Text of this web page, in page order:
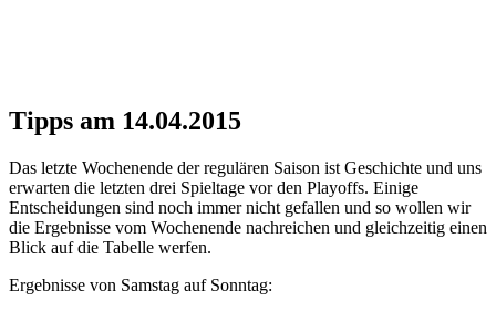
Tipps am 14.04.2015
Das letzte Wochenende der regulären Saison ist Geschichte und uns
erwarten die letzten drei Spieltage vor den Playoffs. Einige
Entscheidungen sind noch immer nicht gefallen und so wollen wir
die Ergebnisse vom Wochenende nachreichen und gleichzeitig einen
Blick auf die Tabelle werfen.
Ergebnisse von Samstag auf Sonntag: